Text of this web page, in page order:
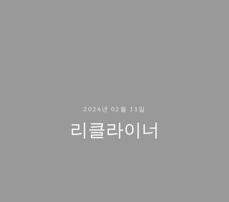
2026년 02월 11일
리클라이너